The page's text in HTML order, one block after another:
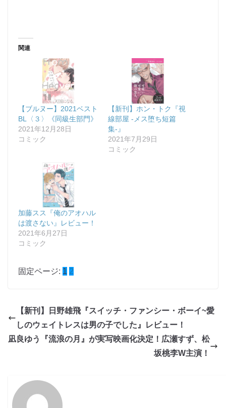
関連
【ブルヌー】2021ベスト
BL〈３〉《同級生部門》
2021年12月28日
コミック
【新刊】ホン・トク『視
線部屋 -メス堕ち短篇
集-』
2021年7月29日
コミック
加藤スス『俺のアオハル
は渡さない』レビュー！
2021年6月27日
コミック
固定ページ: 1 2
【新刊】日野雄飛『スイッチ・ファンシー・ボーイ~愛
しのウェイトレスは男の子でした』レビュー！
凪良ゆう『流浪の月』が実写映画化決定！広瀬すず、松
坂桃李W主演！